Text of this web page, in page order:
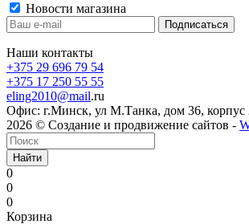
Новости магазина
Наши контакты
+375 29 696 79 54
+375 17 250 55 55
eling2010@mail.ru
Офис: г.Минск, ул М.Танка, дом 36, корпус
2026 © Создание и продвижение сайтов -
Найти
0
0
0
Корзина